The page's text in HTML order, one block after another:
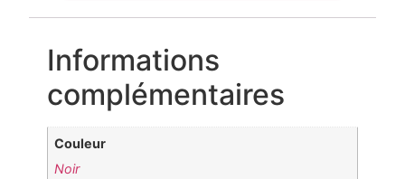
Informations
complémentaires
Couleur
Noir